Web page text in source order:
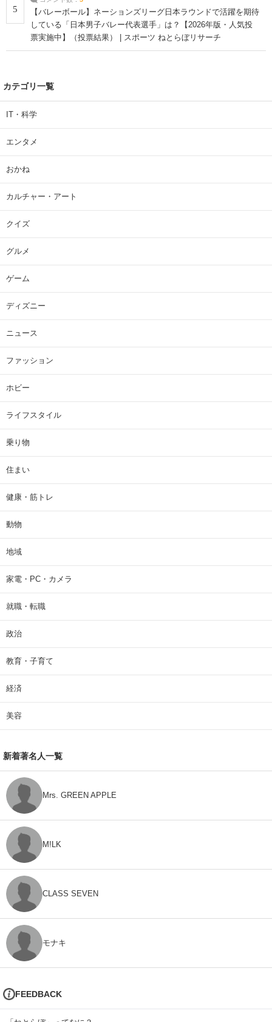
5
【バレーボール】ネーションズリーグ日本ラウンドで活躍を期待
している「日本男子バレー代表選手」は？【2026年版・人気投
票実施中】（投票結果） | スポーツ ねとらぼリサーチ
カテゴリ一覧
IT・科学
エンタメ
おかね
カルチャー・アート
クイズ
グルメ
ゲーム
ディズニー
ニュース
ファッション
ホビー
ライフスタイル
乗り物
住まい
健康・筋トレ
動物
地域
家電・PC・カメラ
就職・転職
政治
教育・子育て
経済
美容
新着著名人一覧
Mrs. GREEN APPLE
M!LK
CLASS SEVEN
モナキ
FEEDBACK